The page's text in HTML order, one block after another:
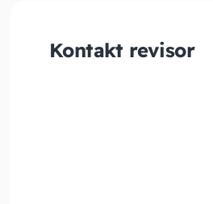
Kontakt revisor